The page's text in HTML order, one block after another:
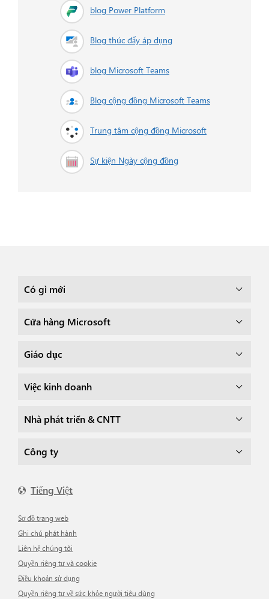
blog Power Platform
Blog thúc đẩy áp dụng
blog Microsoft Teams
Blog cộng đồng Microsoft Teams
Trung tâm cộng đồng Microsoft
Sự kiện Ngày cộng đồng
Có gì mới
Cửa hàng Microsoft
Giáo dục
Việc kinh doanh
Nhà phát triển & CNTT
Công ty
Tiếng Việt
Sơ đồ trang web
Ghi chú phát hành
Liên hệ chúng tôi
Quyền riêng tư và cookie
Điều khoản sử dụng
Quyền riêng tư về sức khỏe người tiêu dùng